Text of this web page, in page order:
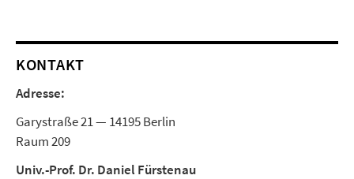
KONTAKT
Adresse:
Garystraße 21 — 14195 Berlin
Raum 209
Univ.-Prof. Dr. Daniel Fürstenau